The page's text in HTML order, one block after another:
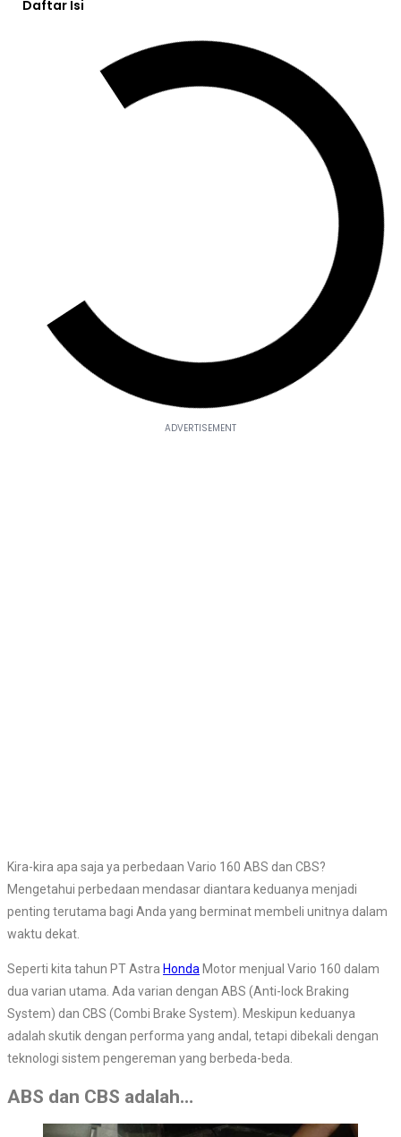
Daftar Isi
Kira-kira apa saja ya perbedaan Vario 160 ABS dan CBS?
Mengetahui perbedaan mendasar diantara keduanya menjadi
penting terutama bagi Anda yang berminat membeli unitnya dalam
waktu dekat.
Seperti kita tahun PT Astra Honda Motor menjual Vario 160 dalam
dua varian utama. Ada varian dengan ABS (Anti-lock Braking
System) dan CBS (Combi Brake System). Meskipun keduanya
adalah skutik dengan performa yang andal, tetapi dibekali dengan
teknologi sistem pengereman yang berbeda-beda.
ABS dan CBS adalah…